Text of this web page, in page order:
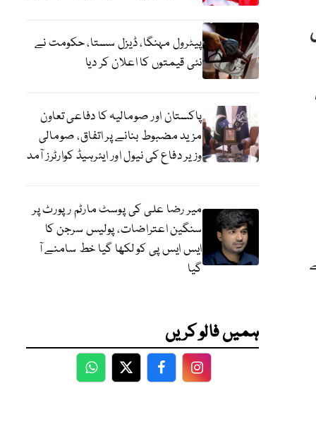
پیٹرول مہنگا، ڈیزل سستا، حکومت نے
نئی قیمتوں کا اعلان کر دیا
پاکستان اور صومالیہ کا دفاعی تعاون
مزید مضبوط بنانے پر اتفاق، صومالی
وزیر دفاع کی نیول اور ایئرہیڈ کوارٹرز آمد
میر رضا علی کی پوسٹ مارٹم رپورٹ پر
سنگین اعتراضات، پولیس سرجن کا
ایس ایس پی کو لکھا گیا خط سامنے آ
گیا
ہمیں فالو کریں
WhatsApp
TwitterFacebookFacebook